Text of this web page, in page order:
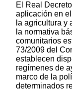
El Real
aplicación en
la agricultura y
la normativa
comunitarios
73/2009 del
establecen
regímenes de
marco de la
determinados